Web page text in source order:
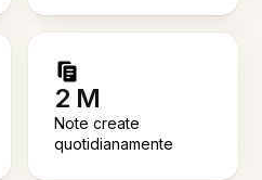
2 M
Note create
quotidianamente